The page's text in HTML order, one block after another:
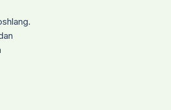
Ma’muriy reglament.
guvohnomasi va